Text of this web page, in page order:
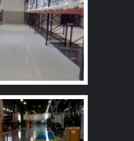
contato com uma empresa que
Por meio desse contato,
no metal e, assim, a melhor
por profissionais
ONDE REALIZAR OS
EM METAISContar
que exerce o papel
de um excelente custo nos
atendimento, é essencial.
no mercado, a Solint Química
adequados para limpeza e